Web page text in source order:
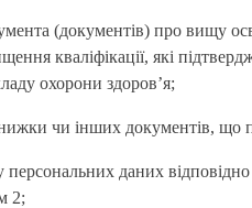
(документів) про вищу
кваліфікації, які
охорони здоров’я;
чи інших документів, що
персональних даних
2;